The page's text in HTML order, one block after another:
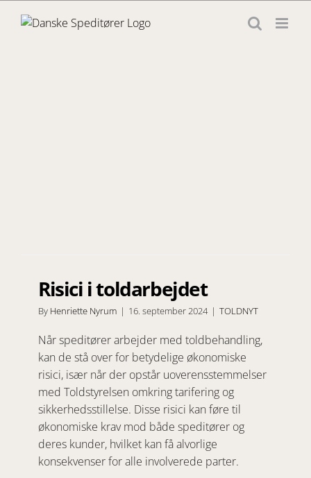
Risici i toldarbejdet
By Henriette Nyrum | 16. september 2024 | TOLDNYT
Når speditører arbejder med toldbehandling,
kan de stå over for betydelige økonomiske
risici, især når der opstår uoverensstemmelser
med Toldstyrelsen omkring tarifering og
sikkerhedsstillelse. Disse risici kan føre til
økonomiske krav mod både speditører og
deres kunder, hvilket kan få alvorlige
konsekvenser for alle involverede parter.